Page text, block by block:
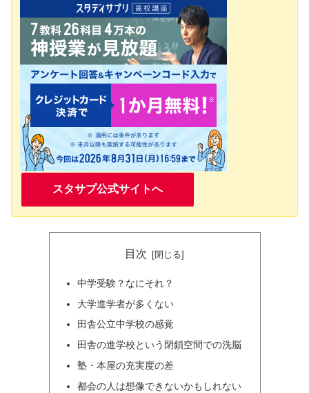
スタサプ公式サイトへ
目次
中学受験？なにそれ？
大学進学者が多くない
田舎公立中学校の感覚
田舎の進学校という閉鎖空間での洗脳
塾・本屋の充実度の差
都会の人は想像できないかもしれない